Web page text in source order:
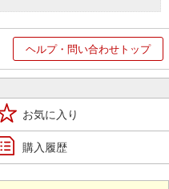
ヘルプ・問い合わせトップ
お気に入り
購入履歴